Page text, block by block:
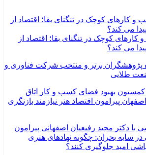
کوچک در تنگنای بقا؛ اقتصاد از
می کند؟
پژوهشگران برتر و منتخب شرکت فناوری و
طلایی
بهبود فضای کسب و کار اتاق
پیرامون اقتصاد هنر نیازمند بازنگری
با دکتر مجید رفیعیان اصفهانی پیرامون
سایه بحران: چگونه نهادهای هنری
امید جلوگیری کنند؟